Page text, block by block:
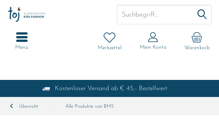
Kostenloser Versand ab € 45,- Bestellwert
Warenkorb
Merkzettel Mein Konto
Menü
Übersicht Alle Produkte von BMS